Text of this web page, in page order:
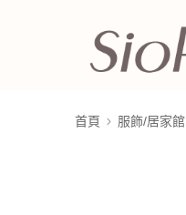
首頁 服飾/居家館